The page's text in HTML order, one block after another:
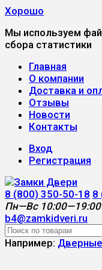
Хорошо
Мы используем
сбора статистики
Главная
О компании
Доставка и
Отзывы
Новости
Контакты
Вход
Регистрация
8 (800) 350-50-18 8
Пн—Вс 10:00—19:00
b4@zamkidveri.ru
Например: